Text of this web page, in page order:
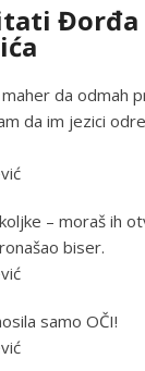
Đorđa
da odmah
da im jezici
– moraš ih
biser.
samo OČI!